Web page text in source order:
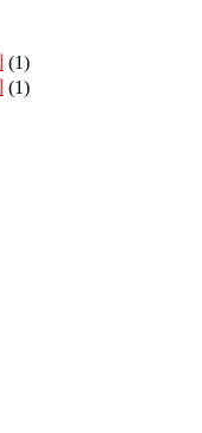
(1)
(1)